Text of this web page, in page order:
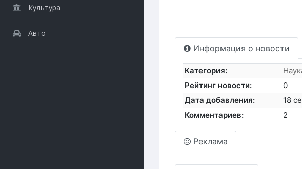
Культура
Авто
Информация о новости
Категория:
Рейтинг новости:
0
Дата добавления:
18
Комментариев:
2
Реклама